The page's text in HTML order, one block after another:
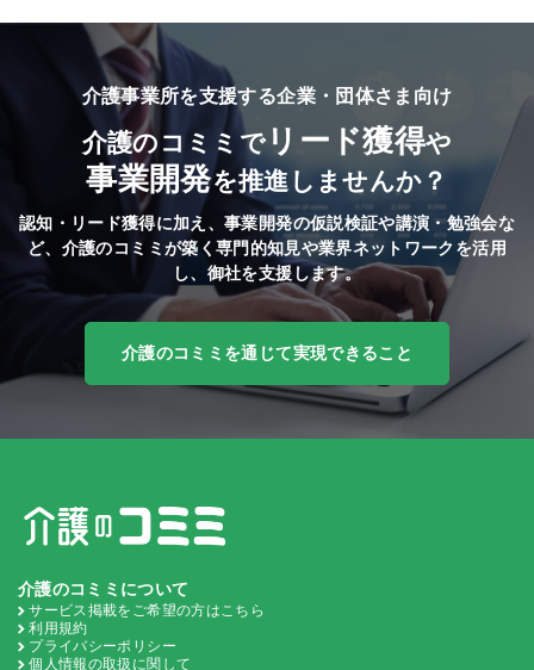
介護事業所を支援する企業・団体さま向け
介護のコミミでリード獲得や
事業開発を推進しませんか？
認知・リード獲得に加え、事業開発の仮説検証や講演・勉強会な
ど、 介護のコミミが築く専門的知見や業界ネットワークを活用
し、御社を支援します。
介護のコミミを通じて実現できること
介護のコミミについて
サービス掲載をご希望の方はこちら
利用規約
プライバシーポリシー
個人情報の取扱に関して